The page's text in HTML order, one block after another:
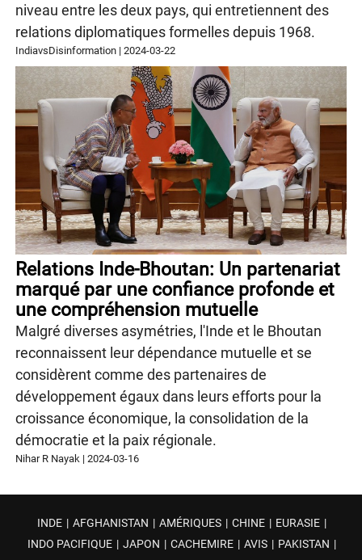
niveau entre les deux pays, qui entretiennent des
relations diplomatiques formelles depuis 1968.
IndiavsDisinformation |2024-03-22
Relations Inde-Bhoutan: Un partenariat
marqué par une confiance profonde et
une compréhension mutuelle
Malgré diverses asymétries, l'Inde et le Bhoutan
reconnaissent leur dépendance mutuelle et se
considèrent comme des partenaires de
développement égaux dans leurs efforts pour la
croissance économique, la consolidation de la
démocratie et la paix régionale.
Nihar R Nayak |2024-03-16
INDE | AFGHANISTAN | AMÉRIQUES | CHINE | EURASIE |
INDO PACIFIQUE | JAPON | CACHEMIRE | AVIS | PAKISTAN |